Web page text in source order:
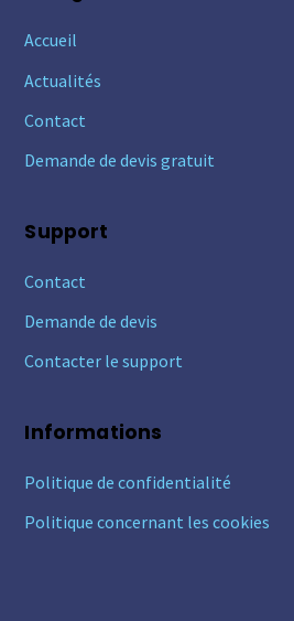
Accueil
Actualités
Contact
Demande de devis gratuit
Support
Contact
Demande de devis
Contacter le support
Informations
Politique de confidentialité
Politique concernant les cookies